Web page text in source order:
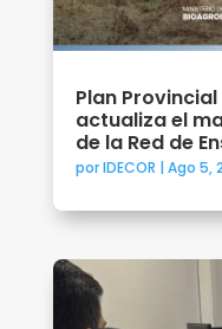
Plan
actualiza el
de la Red de
porIDECOR | Ago 5,